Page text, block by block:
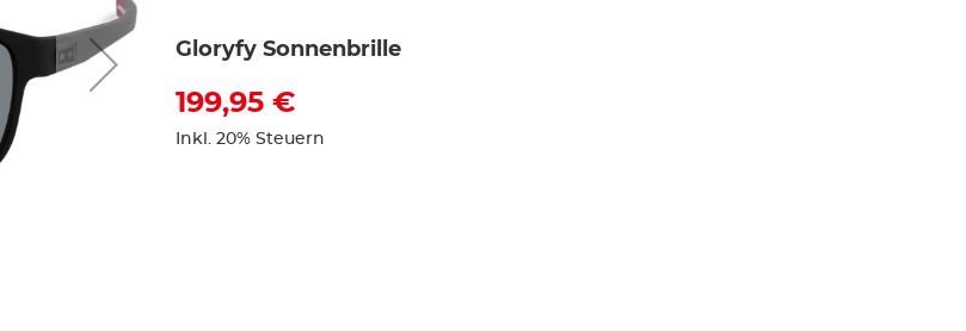
Gloryfy Sonnenbrille
199,95 €
Inkl. 20% Steuern